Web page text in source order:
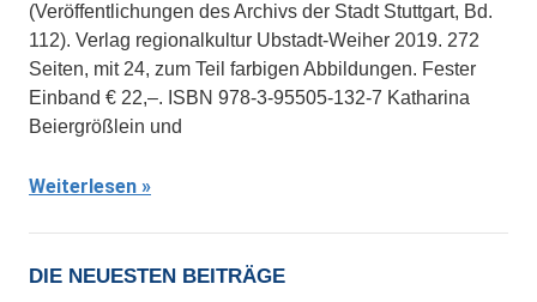
(Veröffentlichungen des Archivs der Stadt Stuttgart, Bd.
112). Verlag regionalkultur Ubstadt-Weiher 2019. 272
Seiten, mit 24, zum Teil farbigen Abbildungen. Fester
Einband € 22,–. ISBN 978-3-95505-132-7 Katharina
Beiergrößlein und
Weiterlesen
DIE NEUESTEN BEITRÄGE